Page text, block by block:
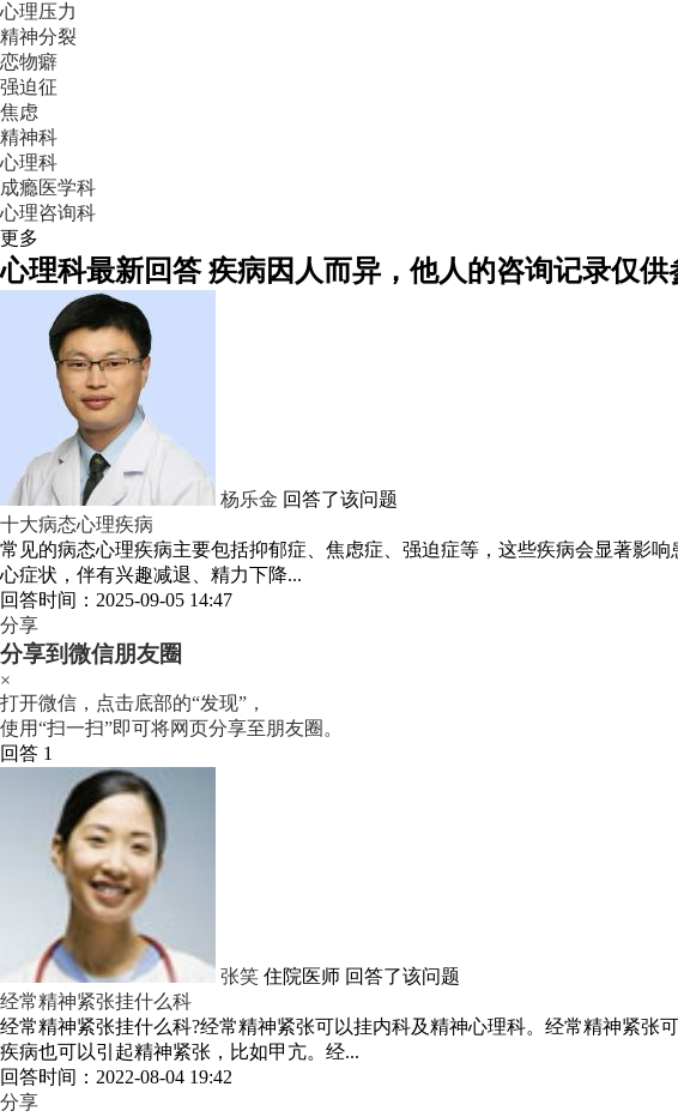
心理压力
精神分裂
恋物癖
强迫征
焦虑
精神科
心理科
成瘾医学科
心理咨询科
更多
心理科最新回答疾病因人而异，他人的咨询记录仅
杨乐金 回答了该问题
十大病态心理疾病
常见的病态心理疾病主要包括抑郁症、焦虑症、强迫症等，这些疾病会显著影
心症状，伴有兴趣减退、精力下降...
回答时间：2025-09-05 14:47
分享
分享到微信朋友圈
×
打开微信，点击底部的“发现”，
使用“扫一扫”即可将网页分享至朋友圈。
回答 1
张笑 住院医师 回答了该问题
经常精神紧张挂什么科
经常精神紧张挂什么科?经常精神紧张可以挂内科及精神心理科。经常精神紧
疾病也可以引起精神紧张，比如甲亢。经...
回答时间：2022-08-04 19:42
分享